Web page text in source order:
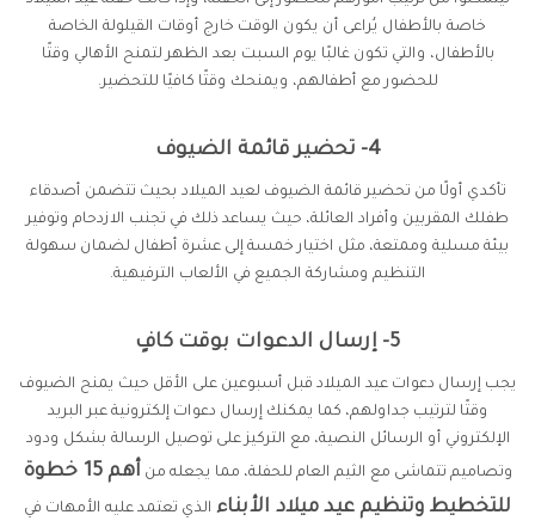
خاصة بالأطفال يُراعى أن يكون الوقت خارج أوقات القيلولة الخاصة
بالأطفال، والتي تكون غالبًا يوم السبت بعد الظهر لتمنح الأهالي وقتًا
للحضور مع أطفالهم، ويمنحك وقتًا كافيًا للتحضير.
4- تحضير قائمة الضيوف
تأكدي أولًا من تحضير قائمة الضيوف لعيد الميلاد بحيث تتضمن أصدقاء
طفلك المقربين وأفراد العائلة، حيث يساعد ذلك في تجنب الازدحام وتوفير
بيئة مسلية وممتعة، مثل اختيار خمسة إلى عشرة أطفال لضمان سهولة
التنظيم ومشاركة الجميع في الألعاب الترفيهية.
5- إرسال الدعوات بوقت كافٍ
يجب إرسال دعوات عيد الميلاد قبل أسبوعين على الأقل حيث يمنح الضيوف
وقتًا لترتيب جداولهم، كما يمكنك إرسال دعوات إلكترونية عبر البريد
الإلكتروني أو الرسائل النصية، مع التركيز على توصيل الرسالة بشكل ودود
وتصاميم تتماشى مع الثيم العام للحفلة، مما يجعله من
أهم 15 خطوة
للتخطيط وتنظيم عيد ميلاد الأبناء الذي تعتمد عليه الأمهات في